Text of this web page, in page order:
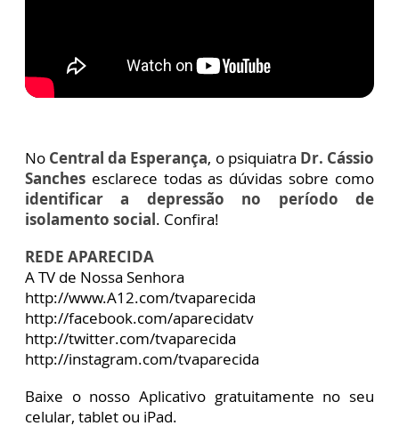
No Central da Esperança, o psiquiatra Dr. Cássio
Sanches esclarece todas as dúvidas sobre como
identificar a depressão no período de
isolamento social. Confira!
REDE APARECIDA
A TV de Nossa Senhora
http://www.A12.com/tvaparecida
http://facebook.com/aparecidatv
http://twitter.com/tvaparecida
http://instagram.com/tvaparecida
Baixe o nosso Aplicativo gratuitamente no seu
celular, tablet ou iPad.